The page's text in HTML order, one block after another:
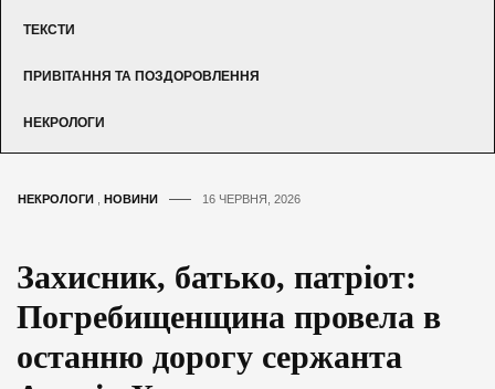
ТЕКСТИ
ПРИВІТАННЯ ТА ПОЗДОРОВЛЕННЯ
НЕКРОЛОГИ
НЕКРОЛОГИ НОВИНИ 16 ЧЕРВНЯ, 2026
Захисник, батько, патріот:
Погребищенщина провела в
останню дорогу сержанта